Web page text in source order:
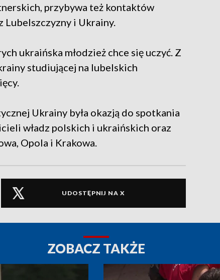
przybywa też kontaktów
i Ukrainy.
ukraińska młodzież chce się uczyć. Z
studiującej na lubelskich
Ukrainy była okazją do spotkania
władz polskich i ukraińskich oraz
Opola i Krakowa.
UDOSTĘPNIJ NA X
ZOBACZ TAKŻE